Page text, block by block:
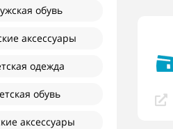
обувь
аксессуары
одежда
обувь
аксессуары